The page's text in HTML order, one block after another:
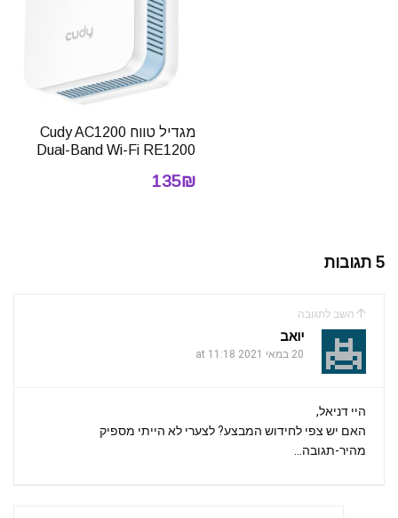
מגדיל טווח Cudy AC1200
Dual-Band Wi-Fi RE1200
135₪
5 תגובות
השב לתגובה
יואב
20 במאי 2021 at 11:18
היי דניאל,
האם יש צפי לחידוש המבצע? לצערי לא הייתי מספיק
מהיר-תגובה…